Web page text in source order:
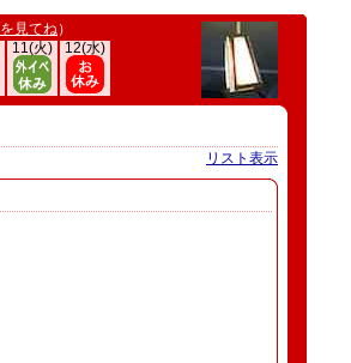
見てね）
11(火)
12(水)
リスト表示